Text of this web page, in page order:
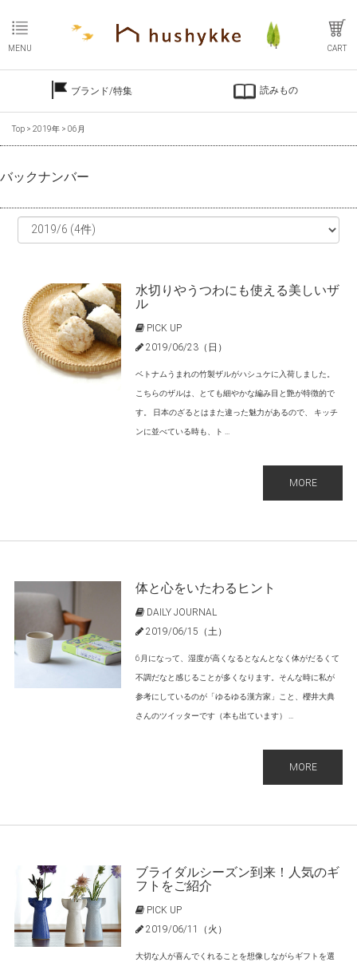
MENU CART
ブランド/特集 読みもの
Top > 2019年 > 06月
バックナンバー
水切りやうつわにも使える美しいザ
ル
PICK UP
2019/06/23（日）
ベトナムうまれの竹製ザルがハシュケに入荷しました。
こちらのザルは、とても細やかな編み目と艶が特徴的で
す。 日本のざるとはまた違った魅力があるので、 キッチ
ンに並べている時も、ト ...
MORE
体と心をいたわるヒント
DAILY JOURNAL
2019/06/15（土）
6月になって、湿度が高くなるとなんとなく体がだるくて
不調だなと感じることが多くなります。そんな時に私が
参考にしているのが「ゆるゆる漢方家」こと、櫻井大典
さんのツイッターです（本も出ています） ...
MORE
ブライダルシーズン到来！人気のギ
フトをご紹介
PICK UP
2019/06/11（火）
大切な人が喜んでくれることを想像しながらギフトを選